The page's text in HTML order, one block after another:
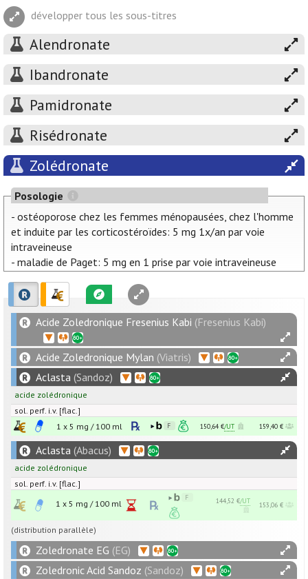
développer tous les sous-titres
Alendronate
Ibandronate
Pamidronate
Risédronate
Zolédronate
Posologie
- ostéoporose chez les femmes ménopausées, chez l'homme
et induite par les corticostéroïdes: 5 mg 1x/an par voie
intraveineuse
- maladie de Paget: 5 mg en 1 prise par voie intraveineuse
Acide Zoledronique Fresenius Kabi (Fresenius Kabi)
Acide Zoledronique Mylan (Viatris)
Aclasta (Sandoz)
acide zolédronique
sol. perf. i.v. [flac.]
1 x 5 mg / 100 ml 150,64 €/UT 159,40 €
Aclasta (Abacus)
acide zolédronique
sol. perf. i.v. [flac.]
1 x 5 mg / 100 ml 144,52 €/UT 153,06 €
(distribution parallèle)
Zoledronate EG (EG)
Zoledronic Acid Sandoz (Sandoz)